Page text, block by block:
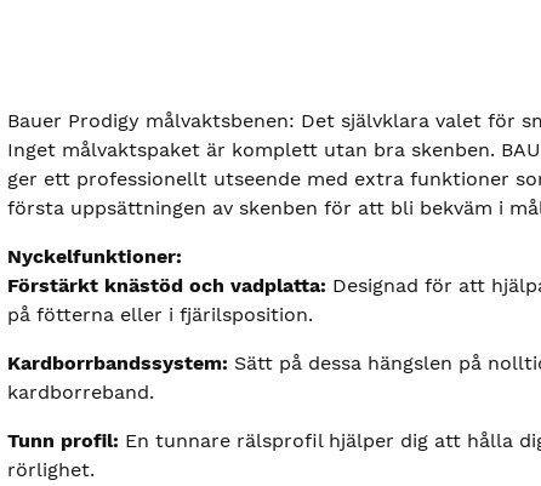
Bauer Prodigy målvaktsbenen: Det självklara valet för
Inget målvaktspaket är komplett utan bra skenben.
ger ett professionellt utseende med extra funktioner
första uppsättningen av skenben för att bli bekväm i
Nyckelfunktioner:
Förstärkt knästöd och vadplatta: Designad för att
på fötterna eller i fjärilsposition.
Kardborrbandssystem: Sätt på dessa hängslen på
kardborreband.
Tunn profil: En tunnare rälsprofil hjälper dig att hålla
rörlighet.